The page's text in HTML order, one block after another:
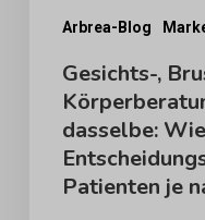
Arbrea-Blog
Entscheidungsfindung
Patienten
Gesichts-,
dasselbe:
Patienten je